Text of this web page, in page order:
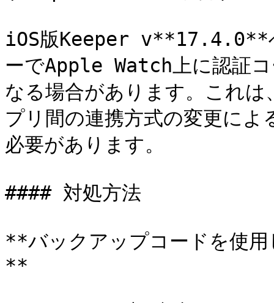
iOS版Keeper v**17.4.0**
ーでApple Watch上に認証
なる場合があります。これ
プリ間の連携方式の変更に
必要があります。
#### 対処方法
**バックアップコードを使
**